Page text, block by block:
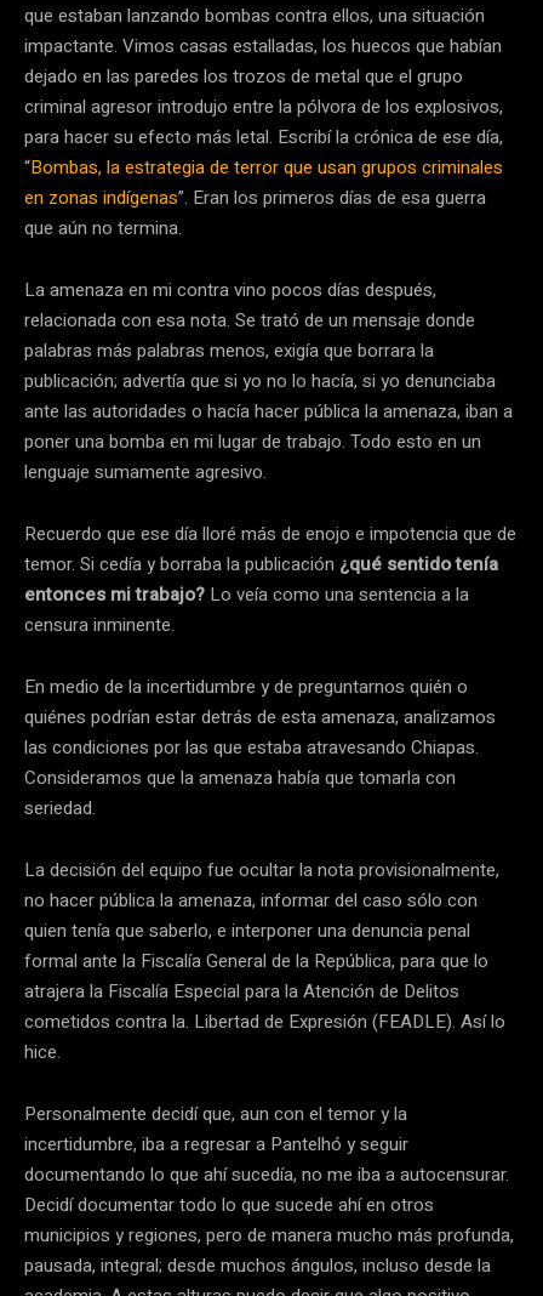
que estaban lanzando bombas contra ellos, una situación
impactante. Vimos casas estalladas, los huecos que habían
dejado en las paredes los trozos de metal que el grupo
criminal agresor introdujo entre la pólvora de los explosivos,
para hacer su efecto más letal. Escribí la crónica de ese día,
“Bombas, la estrategia de terror que usan grupos criminales
en zonas indígenas”. Eran los primeros días de esa guerra
que aún no termina.
La amenaza en mi contra vino pocos días después,
relacionada con esa nota. Se trató de un mensaje donde
palabras más palabras menos, exigía que borrara la
publicación; advertía que si yo no lo hacía, si yo denunciaba
ante las autoridades o hacía hacer pública la amenaza, iban a
poner una bomba en mi lugar de trabajo. Todo esto en un
lenguaje sumamente agresivo.
Recuerdo que ese día lloré más de enojo e impotencia que de
temor. Si cedía y borraba la publicación ¿qué sentido tenía
entonces mi trabajo? Lo veía como una sentencia a la
censura inminente.
En medio de la incertidumbre y de preguntarnos quién o
quiénes podrían estar detrás de esta amenaza, analizamos
las condiciones por las que estaba atravesando Chiapas.
Consideramos que la amenaza había que tomarla con
seriedad.
La decisión del equipo fue ocultar la nota provisionalmente,
no hacer pública la amenaza, informar del caso sólo con
quien tenía que saberlo, e interponer una denuncia penal
formal ante la Fiscalía General de la República, para que lo
atrajera la Fiscalía Especial para la Atención de Delitos
cometidos contra la. Libertad de Expresión (FEADLE). Así lo
hice.
Personalmente decidí que, aun con el temor y la
incertidumbre, iba a regresar a Pantelhó y seguir
documentando lo que ahí sucedía, no me iba a autocensurar.
Decidí documentar todo lo que sucede ahí en otros
municipios y regiones, pero de manera mucho más profunda,
pausada, integral; desde muchos ángulos, incluso desde la